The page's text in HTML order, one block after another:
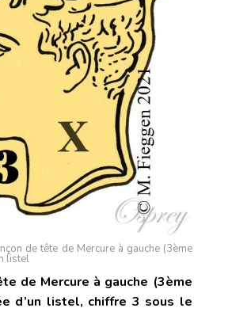
de tête de Mercure à gauche (3ème
listel
de Mercure à gauche (3ème
d’un listel, chiffre 3 sous le